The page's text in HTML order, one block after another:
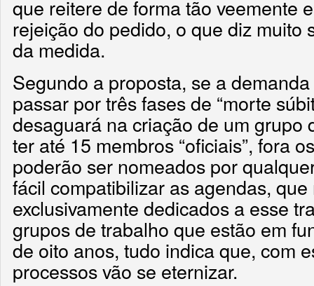
que reitere de forma tão veemente
rejeição do pedido, o que diz muito
da medida.
Segundo a proposta, se a
passar por três fases de “morte
desaguará na criação de um grupo
ter até 15 membros “oficiais”, fora
poderão ser nomeados por
fácil compatibilizar as agendas,
exclusivamente dedicados a esse
grupos de trabalho que estão em
de oito anos, tudo indica que, com
processos vão se eternizar.